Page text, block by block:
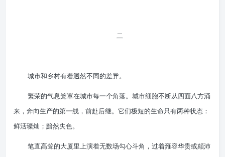
二
城市和乡村有着迥然不同的差异。
繁荣的气息笼罩在城市每一个角落。城市细胞不断从四面八方涌
来，奔向生产的第一线，前赴后继。它们极短的生命只有两种状态：
鲜活璨灿；黯然失色。
笔直高耸的大厦里上演着无数场勾心斗角，过着雍容华贵或颠沛